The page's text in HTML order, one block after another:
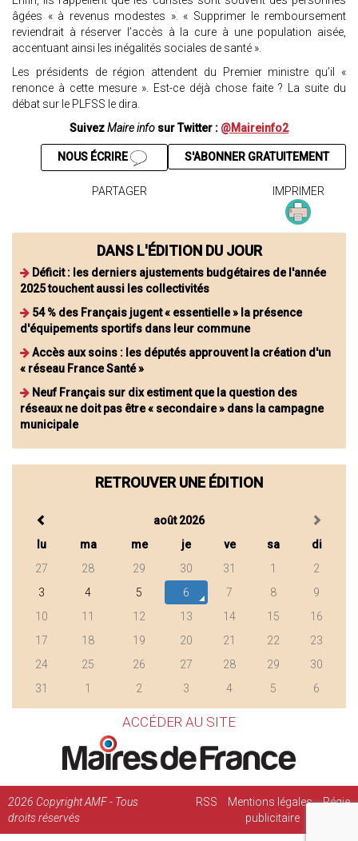
âgées « à revenus modestes ». « Supprimer le remboursement
reviendrait à réserver l’accès à la cure à une population aisée,
accentuant ainsi les inégalités sociales de santé ».
Les présidents de région attendent du Premier ministre qu’il «
renonce à cette mesure ». Est-ce déjà chose faite ? La suite du
débat sur le PLFSS le dira.
SuivezMaire info sur Twitter : @Maireinfo2
S'ABONNER GRATUITEMENT
NOUS ÉCRIRE
PARTAGER IMPRIMER
DANS L'ÉDITION DU JOUR
Déficit : les derniers ajustements budgétaires de l'année
2025 touchent aussi les collectivités
54 % des Français jugent « essentielle » la présence
d'équipements sportifs dans leur commune
Accès aux soins : les députés approuvent la création d'un
« réseau France Santé »
Neuf Français sur dix estiment que la question des
réseaux ne doit pas être « secondaire » dans la campagne
municipale
RETROUVER UNE ÉDITION
août 2026
lu
ma me je ve sa
di
27
28 29 30 31 1
2
3
4 5 6 7 8
9
10
11 12 13 14 15
16
17
18 19 20 21 22
23
24
25 26 27 28 29
30
31
1 2 3 4 5 6
ACCÉDER AU SITE
2026 Copyright AMF - Tous
droits réservés
RSS Mentions légales
Régie
publicitaire